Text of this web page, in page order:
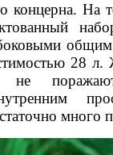
концерна. На
28 л.
поражают
много